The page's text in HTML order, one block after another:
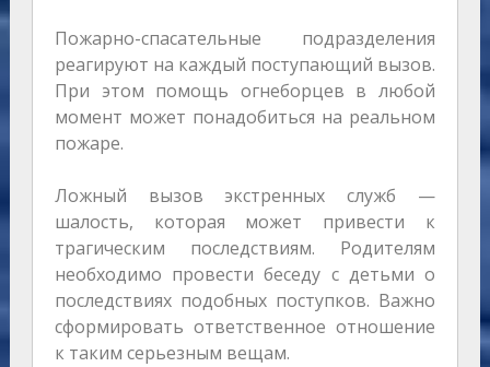
Пожарно-спасательные подразделения
реагируют на каждый поступающий вызов.
При этом помощь огнеборцев в любой
момент может понадобиться на реальном
пожаре.
Ложный вызов экстренных служб —
шалость, которая может привести к
трагическим последствиям. Родителям
необходимо провести беседу с детьми о
последствиях подобных поступков. Важно
сформировать ответственное отношение
к таким серьезным вещам.